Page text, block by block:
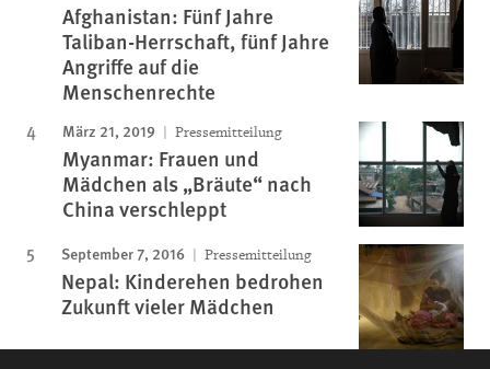
Afghanistan: Fünf Jahre
Taliban-Herrschaft, fünf Jahre
Angriffe auf die
Menschenrechte
März 21, 2019 Pressemitteilung
Myanmar: Frauen und
Mädchen als „Bräute“ nach
China verschleppt
September 7, 2016 Pressemitteilung
Nepal: Kinderehen bedrohen
Zukunft vieler Mädchen